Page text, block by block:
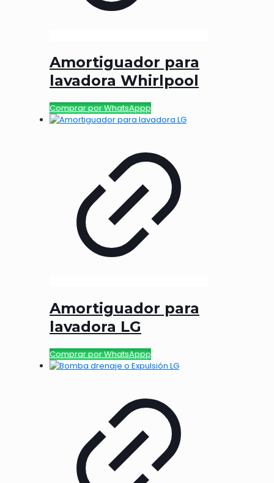
Amortiguador para
lavadora Whirlpool
Comprar por WhatsAppp
Amortiguador para
lavadora LG
Comprar por WhatsAppp